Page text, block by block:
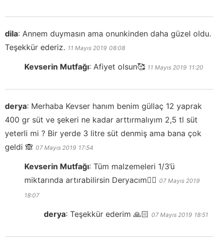
dila: Annem duymasın ama onunkinden daha güzel oldu.
Teşekkür ederiz. 11 Mayıs 2019 08:08
Kevserin Mutfağı: Afiyet olsun🥰 11 Mayıs 2019 11:20
derya: Merhaba Kevser hanım benim güllaç 12 yaprak
400 gr süt ve şekeri ne kadar arttırmalıyım 2,5 tl süt
yeterli mi ? Bir yerde 3 litre süt denmiş ama bana çok
geldi 🙈 07 Mayıs 2019 17:54
Kevserin Mutfağı: Tüm malzemeleri 1/3’ü
miktarında artırabilirsin Deryacım👍🏻 07 Mayıs 2019
18:07
derya: Teşekkür ederim 🙏🏻 07 Mayıs 2019 18:51